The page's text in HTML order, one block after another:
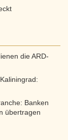
die ARD-
Banken
übertragen